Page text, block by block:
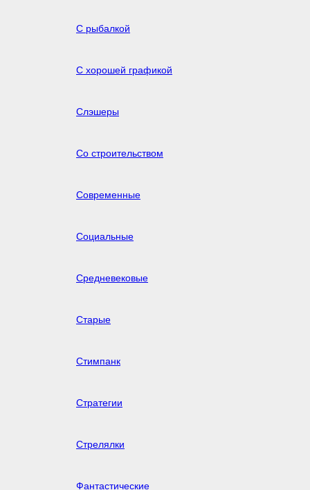
С рыбалкой
С хорошей графикой
Слэшеры
Со строительством
Современные
Социальные
Средневековые
Старые
Стимпанк
Стратегии
Стрелялки
Фантастические